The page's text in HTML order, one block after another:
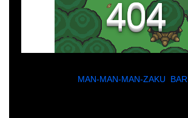
MAN-MAN-MAN-ZAKU